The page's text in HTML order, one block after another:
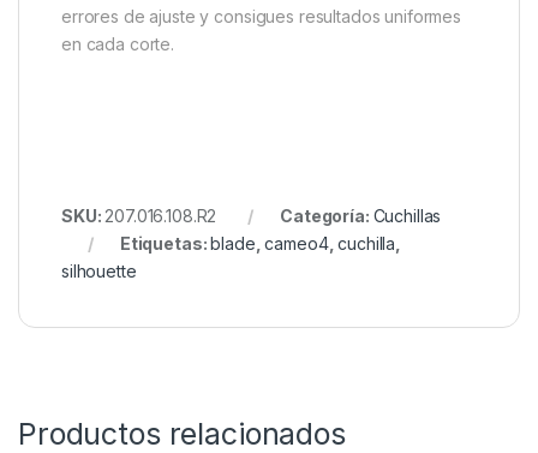
errores de ajuste y consigues resultados uniformes
en cada corte.
SKU: 207.016.108.R2 Categoría: Cuchillas
Etiquetas:blade ,cameo4,cuchilla
silhouette
Productos relacionados